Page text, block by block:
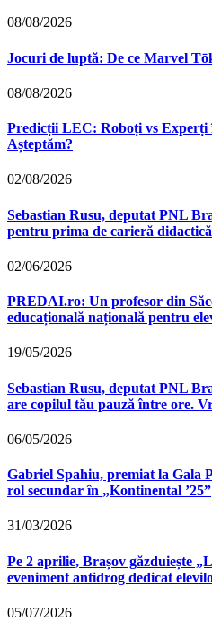
08/08/2026
Jocuri de luptă: De ce Marvel
08/08/2026
Predicții LEC: Roboți vs Experți
Așteptăm?
02/08/2026
Sebastian Rusu, deputat PNL
pentru prima de carieră
02/06/2026
PREDAI.ro: Un profesor din
educațională națională pentru
19/05/2026
Sebastian Rusu, deputat PNL
are copilul tău pauză între ore.
06/05/2026
Gabriel Spahiu, premiat la Gala
rol secundar în „Kontinental ’25”
31/03/2026
Pe 2 aprilie, Brașov găzduiește
eveniment antidrog dedicat
05/07/2026